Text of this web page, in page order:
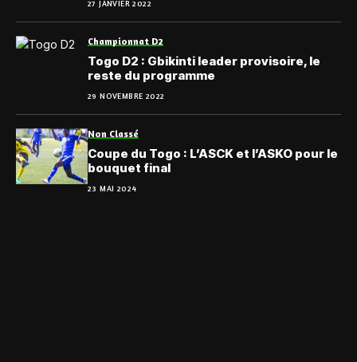
27 JANVIER 2022
Championnat D2
Togo D2 : Gbikinti leader provisoire, le
reste du programme
29 NOVEMBRE 2022
Non Classé
Coupe du Togo : L’ASCK et l’ASKO pour le
bouquet final
23 MAI 2024